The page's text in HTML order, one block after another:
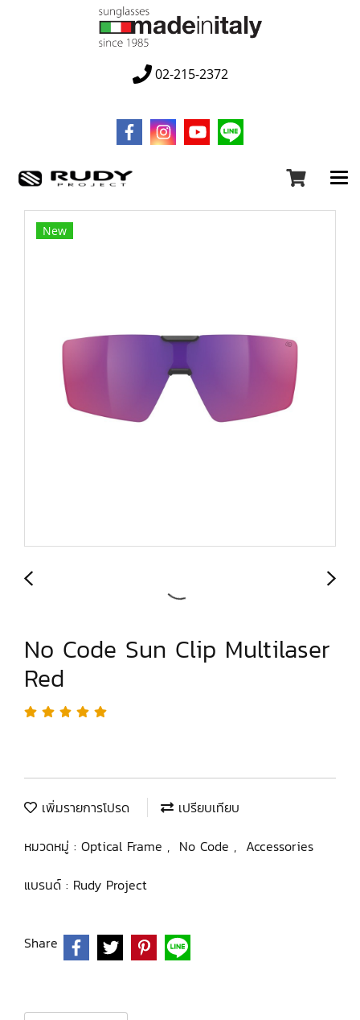
02-215-2372
New
No Code Sun Clip Multilaser
Red
เพิ่มรายการโปรด
เปรียบเทียบ
หมวดหมู่ : Optical Frame , No Code , Accessories
แบรนด์ : Rudy Project
Share